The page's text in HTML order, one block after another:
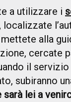
a utilizzare i
alla
cercate
il
subiranno
sarà lei a